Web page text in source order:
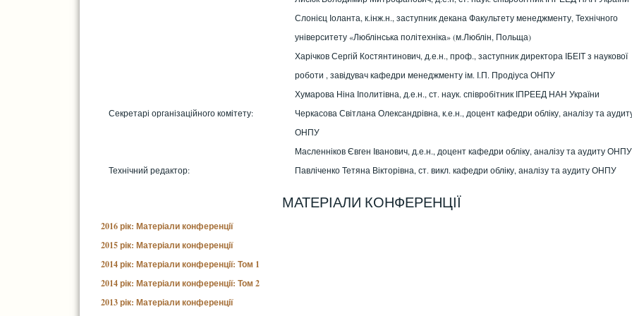
Слонієц Іоланта, к.інж.н., заступник декана Факультету менеджменту, Технічного
університету «Люблінська політехніка» (м.Люблін, Польща)
Харічков Сергій Костянтинович, д.е.н., проф., заступник директора ІБЕІТ з наукової
роботи , завідувач кафедри менеджменту ім. І.П. Продіуса ОНПУ
Хумарова Ніна Іполитівна, д.е.н., ст. наук. співробітник ІПРЕЕД НАН України
Секретарі організаційного комітету:
Черкасова Світлана Олександрівна, к.е.н., доцент кафедри обліку, аналізу та
ОНПУ
Масленніков Євген Іванович, д.е.н., доцент кафедри обліку, аналізу та аудиту ОНПУ
Технічний редактор:
Павліченко Тетяна Вікторівна, ст. викл. кафедри обліку, аналізу та аудиту ОНПУ
МАТЕРІАЛИ КОНФЕРЕНЦІЇ
2016 рік: Матеріали конференції
2015 рік: Матеріали конференції
2014 рік: Матеріали конференції: Том 1
2014 рік: Матеріали конференції: Том 2
2013 рік: Матеріали конференції